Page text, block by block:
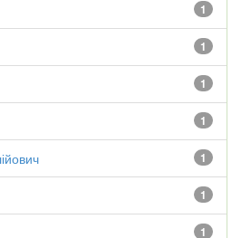
1
1
1
1
1
1
1